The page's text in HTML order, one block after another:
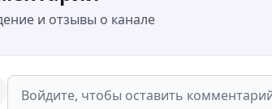
и отзывы о канале